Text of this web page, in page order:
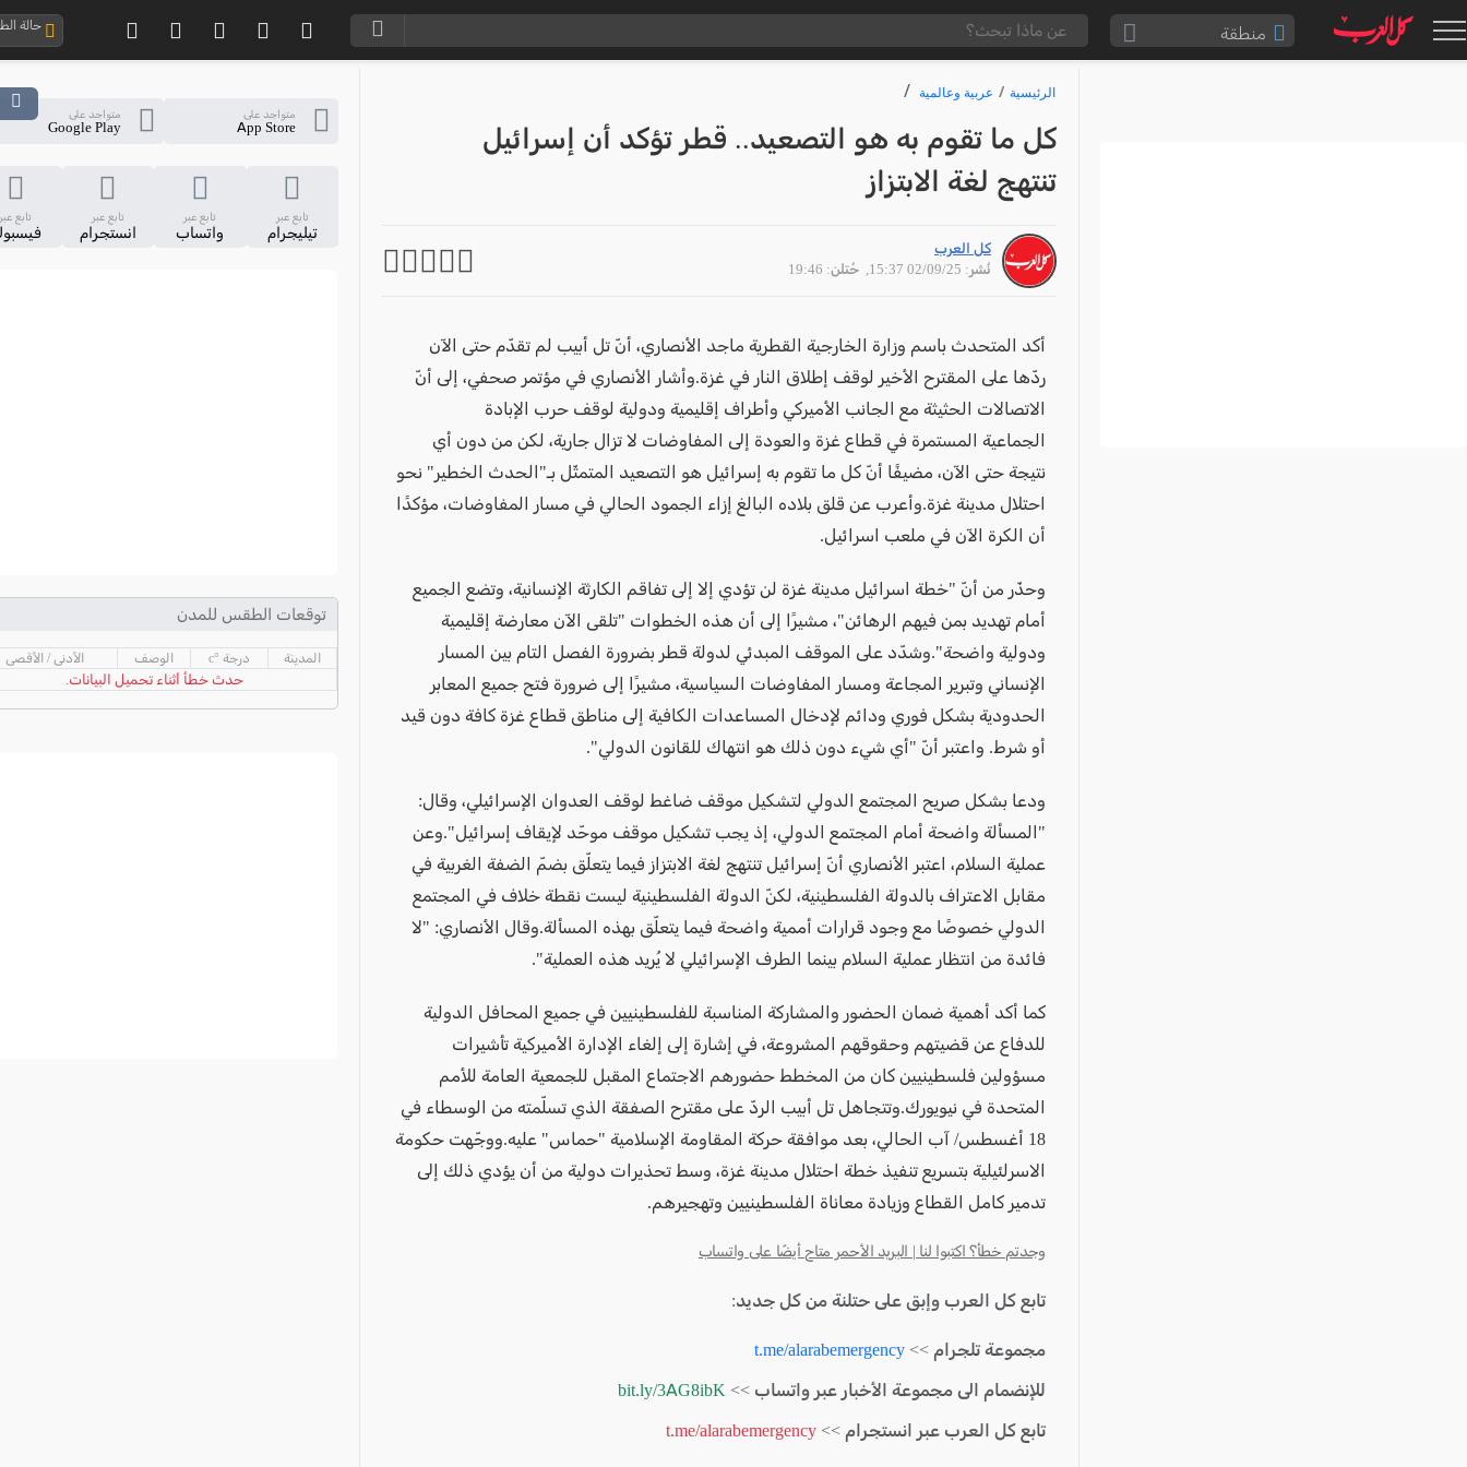
منطقة حالة
الرئيسية عربية وعالمية
كل ما تقوم به هو التصعيد.. قطر تؤكد أن إسرائيل
تنتهج لغة الابتزاز
كل العرب
نُشر: 02/09/25 15:37
, حُتلن: 19:46
أكد المتحدث باسم وزارة الخارجية القطرية ماجد الأنصاري، أنّ تل أبيب لم تقدّم حتى الآن
ردّها على المقترح الأخير لوقف إطلاق النار في غزة.وأشار الأنصاري في مؤتمر صحفي، إلى أنّ
الاتصالات الحثيثة مع الجانب الأميركي وأطراف إقليمية ودولية لوقف حرب الإبادة
الجماعية المستمرة في قطاع غزة والعودة إلى المفاوضات لا تزال جارية، لكن من دون أي
نتيجة حتى الآن، مضيفًا أنّ كل ما تقوم به إسرائيل هو التصعيد المتمثّل بـ"الحدث الخطير" نحو
احتلال مدينة غزة.وأعرب عن قلق بلاده البالغ إزاء الجمود الحالي في مسار المفاوضات، مؤكدًا
أن الكرة الآن في ملعب اسرائيل.
وحذّر من أنّ "خطة اسرائيل مدينة غزة لن تؤدي إلا إلى تفاقم الكارثة الإنسانية، وتضع الجميع
أمام تهديد بمن فيهم الرهائن"، مشيرًا إلى أن هذه الخطوات "تلقى الآن معارضة إقليمية
ودولية واضحة".وشدّد على الموقف المبدئي لدولة قطر بضرورة الفصل التام بين المسار
الإنساني وتبرير المجاعة ومسار المفاوضات السياسية، مشيرًا إلى ضرورة فتح جميع المعابر
الحدودية بشكل فوري ودائم لإدخال المساعدات الكافية إلى مناطق قطاع غزة كافة دون قيد
أو شرط. واعتبر أنّ "أي شيء دون ذلك هو انتهاك للقانون الدولي".
ودعا بشكل صريح المجتمع الدولي لتشكيل موقف ضاغط لوقف العدوان الإسرائيلي، وقال:
"المسألة واضحة أمام المجتمع الدولي، إذ يجب تشكيل موقف موحّد لإيقاف إسرائيل".وعن
عملية السلام، اعتبر الأنصاري أنّ إسرائيل تنتهج لغة الابتزاز فيما يتعلّق بضمّ الضفة الغربية في
مقابل الاعتراف بالدولة الفلسطينية، لكنّ الدولة الفلسطينية ليست نقطة خلاف في المجتمع
الدولي خصوصًا مع وجود قرارات أممية واضحة فيما يتعلّق بهذه المسألة.وقال الأنصاري: "لا
فائدة من انتظار عملية السلام بينما الطرف الإسرائيلي لا يُريد هذه العملية".
كما أكد أهمية ضمان الحضور والمشاركة المناسبة للفلسطينيين في جميع المحافل الدولية
للدفاع عن قضيتهم وحقوقهم المشروعة، في إشارة إلى إلغاء الإدارة الأميركية تأشيرات
مسؤولين فلسطينيين كان من المخطط حضورهم الاجتماع المقبل للجمعية العامة للأمم
المتحدة في نيويورك.وتتجاهل تل أبيب الردّ على مقترح الصفقة الذي تسلّمته من الوسطاء في
18 أغسطس/ آب الحالي، بعد موافقة حركة المقاومة الإسلامية "حماس" عليه.ووجّهت حكومة
الاسرلئيلية بتسريع تنفيذ خطة احتلال مدينة غزة، وسط تحذيرات دولية من أن يؤدي ذلك إلى
تدمير كامل القطاع وزيادة معاناة الفلسطينيين وتهجيرهم.
وجدتم خطأ؟ اكتبوا لنا | البريد الأحمر متاح أيضًا على واتساب
تابع كل العرب وإبق على حتلنة من كل جديد:
مجموعة تلجرام >> t.me/alarabemergency
للإنضمام الى مجموعة الأخبار عبر واتساب >> bit.ly/3AG8ibK
تابع كل العرب عبر انستجرام >> t.me/alarabemergency
متواجد على
App Store
متواجد على
Google Play
تابع عبر
تيليجرام
تابع عبر
واتساب
تابع عبر
انستجرام
تابع عبر
توقعات الطقس للمدن
المدينة درجة °c الوصف الأدنى / الأقصى
حدث خطأ أثناء تحميل البيانات.